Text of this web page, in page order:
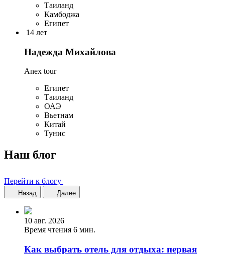
Таиланд
Камбоджа
Египет
14 лет
Надежда Михайлова
Anex tour
Египет
Таиланд
ОАЭ
Вьетнам
Китай
Тунис
Наш блог
Перейти к блогу
Назад Далее
10 авг. 2026
Время чтения 6 мин.
Как выбрать отель для отдыха: первая